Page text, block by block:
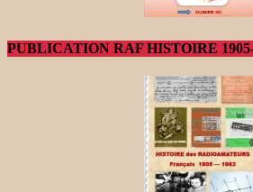
PUBLICATION RAF HISTOIRE